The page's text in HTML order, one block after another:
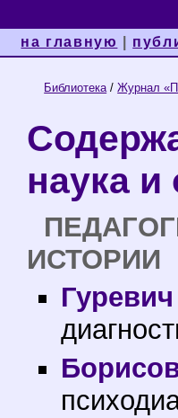
на главную
Библиотека/Журнал
наука и
ИСТОРИИ